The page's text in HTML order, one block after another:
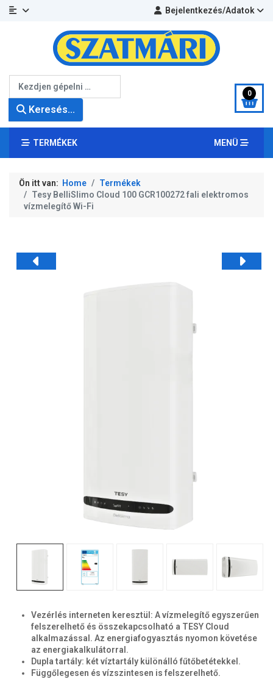
Bejelentkezés/Adatok
Keresés...
0
TERMÉKEK MENÜ
Ön itt van: Home
Termékek
Tesy BelliSlimo Cloud 100 GCR100272 fali elektromos
vízmelegítő Wi-Fi
Vezérlés interneten keresztül: A vízmelegítő egyszerűen
felszerelhető és összekapcsolható a TESY Cloud
alkalmazással. Az energiafogyasztás nyomon követése
az energiakalkulátorral.
Dupla tartály: két víztartály különálló fűtőbetétekkel.
Függőlegesen és vízszintesen is felszerelhető.